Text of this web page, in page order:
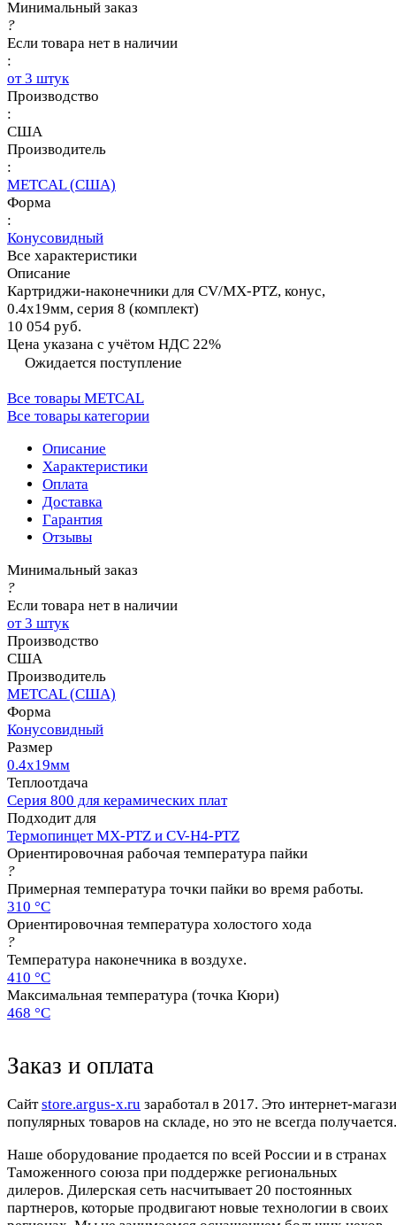
Минимальный заказ
?
Если товара нет в наличии
:
от 3 штук
Производство
:
США
Производитель
:
METCAL (США)
Форма
:
Конусовидный
Все характеристики
Описание
Картриджи-наконечники для CV/MX-PTZ, конус,
0.4х19мм, серия 8 (комплект)
10 054 руб.
Цена указана с учётом НДС 22%
Ожидается поступление
Все товары METCAL
Все товары категории
Описание
Характеристики
Оплата
Доставка
Гарантия
Отзывы
Минимальный заказ
?
Если товара нет в наличии
от 3 штук
Производство
США
Производитель
METCAL (США)
Форма
Конусовидный
Размер
0.4х19мм
Теплоотдача
Серия 800 для керамических плат
Подходит для
Термопинцет MX-PTZ и CV-H4-PTZ
Ориентировочная рабочая температура пайки
?
Примерная температура точки пайки во время работы.
310 °C
Ориентировочная температура холостого хода
?
Температура наконечника в воздухе.
410 °C
Максимальная температура (точка Кюри)
468 °C
Заказ и оплата
Cайтstore.argus-x.ru заработал в 2017. Это интернет-
популярных товаров на складе, но это не всегда
Наше оборудование продается по всей России и в странах
Таможенного союза при поддержке региональных
дилеров. Дилерская сеть насчитывает 20 постоянных
партнеров, которые продвигают новые технологии в своих